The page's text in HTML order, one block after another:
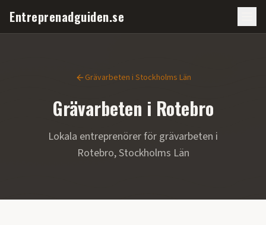
Entreprenadguiden.se
Grävarbeten i Stockholms Län
Grävarbeten i Rotebro
Lokala entreprenörer för grävarbeten i
Rotebro,Stockholms Län